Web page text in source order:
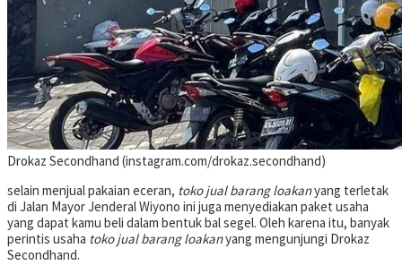
Drokaz Secondhand (instagram.com/drokaz.secondhand)
selain menjual pakaian eceran, toko jual barang loakanyang terletak
di Jalan Mayor Jenderal Wiyono ini juga menyediakan paket usaha
yang dapat kamu beli dalam bentuk bal segel. Oleh karena itu, banyak
perintis usaha toko jual barang loakanyang mengunjungi Drokaz
Secondhand.